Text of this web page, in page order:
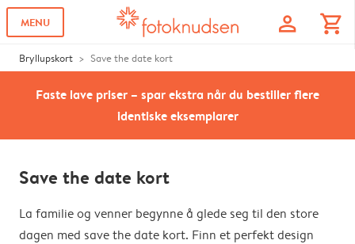
MENU profile shopping_cart
Bryllupskort Save the date kort
Faste lave priser – spar ekstra når du bestiller flere
identiske eksemplarer
Save the date kort
La familie og venner begynne å glede seg til den store
dagen med save the date kort. Finn et perfekt design